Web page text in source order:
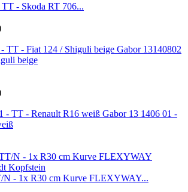
- Skoda RT 706...
Gabor 13140802
beige
Gabor 13 1406 01 -
N - 1x R30 cm Kurve FLEXYWAY...